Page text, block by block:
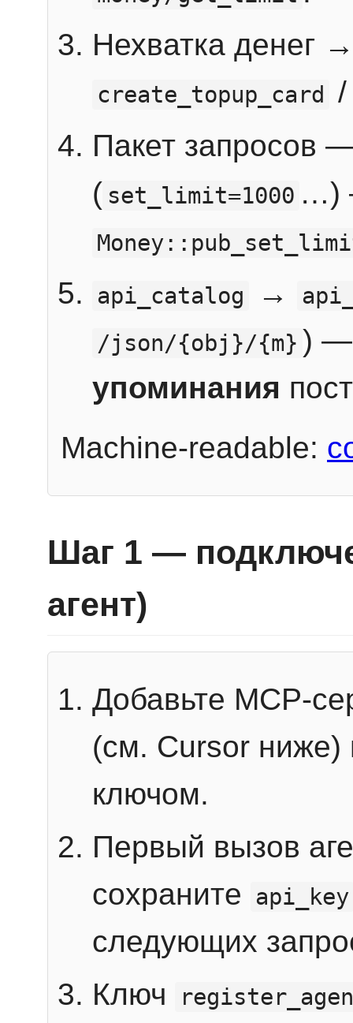
Нехватка денег
create_topup_card
Пакет запросов
( set_limit=1000 …)
api_catalog
→
/json/{obj}/{m} ) —
упоминания
Machine-readable:
Шаг 1 —
агент)
Добавьте MCP-
(см. Cursor ниже)
ключом.
Первый вызов
сохраните
api_key
следующих
Ключ